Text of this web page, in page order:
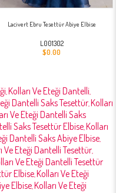
Lacivert Ebru Tesettür Abiye Elbise
L001302
$0.00
Kolları Ve Eteği Dantelli
Dantelli Saks TesettürKolları
Ve Eteği Dantelli Saks
Saks Tesettür Elbise Kolları
Dantelli Saks Abiye Elbise
Ve Eteği Dantelli Tesettür
Ve Eteği Dantelli Tesettür
ElbiseKolları Ve Eteği
Elbise Kolları Ve Eteği